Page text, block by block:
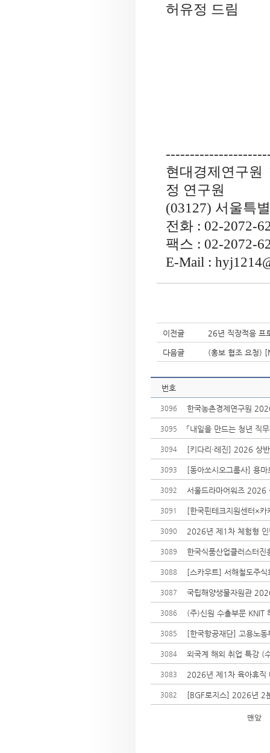
허유정 드림
현대경제연구원
정 연구원
(03127) 서울특
전화 : 02-2072-
팩스 : 02-2072-
E-Mail :
이전글 26년 직장적응 프
다음글 (홍보 협조 요청)
번호
3096 한국농촌경제연구원
3095 「내일을 만드는 청년 직
3094 [키다리·레진] 2026 상
3093 [동아쏘시오그룹사] 용
3092 서울드라마어워즈 2026
3091 [한국핀테크지원센터×
3090 2026년 제1차 체험형 인
3089 한국식품산업클러스터
3088 [스카우트] 서해철도주
3087 국립해양생물자원관
3086 (주)신원 수출부문 KNIT
3085 [한국항공재단] 고용노
3084 외국계 해외 취업 특강
3083 2026년 제1차 육아휴직
3082 [BGF로지스] 2026년 2
맨앞